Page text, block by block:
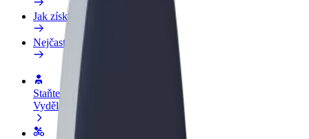
Jak získat členství
Nejčastější otázky
Staňte se řidičem
Vydělávejte podle sebe